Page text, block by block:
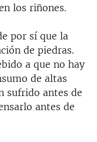
los riñones.
por sí que la
de piedras.
a que no hay
de altas
sufrido antes de
antes de